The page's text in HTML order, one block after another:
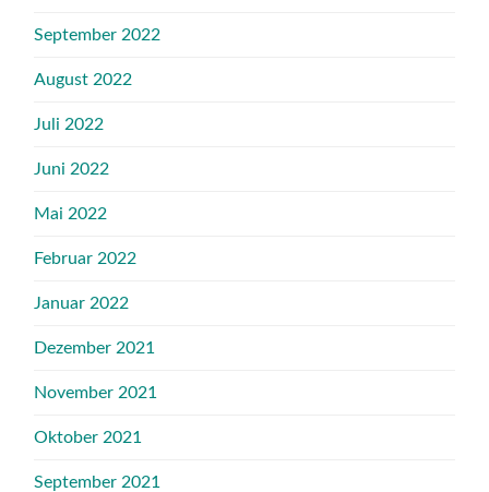
September 2022
August 2022
Juli 2022
Juni 2022
Mai 2022
Februar 2022
Januar 2022
Dezember 2021
November 2021
Oktober 2021
September 2021